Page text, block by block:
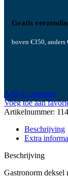
Gratis
boven €350,
Add to compare
Voeg toe aan
Artikelnummer:
Beschrijving
Extra
Beschrijving
Gastronorm deksel